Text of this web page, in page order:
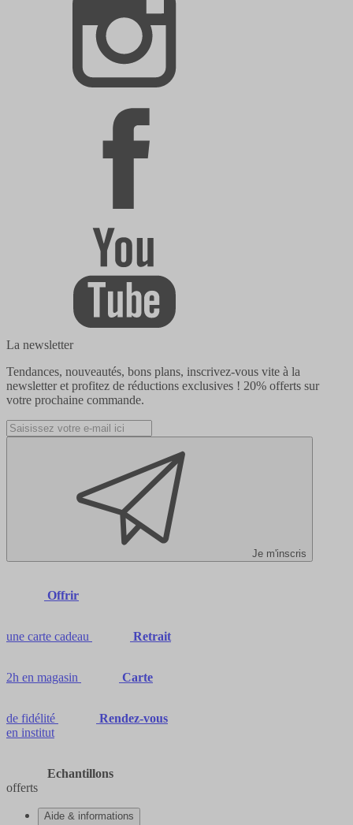
La newsletter
Tendances, nouveautés, bons plans, inscrivez-vous vite à la
newsletter et profitez de réductions exclusives ! 20% offerts sur
votre prochaine commande.
Je m'inscris
Offrir
une carte cadeau Retrait
2h en magasin Carte
de fidélité
Rendez-vous
en institut
Echantillons
offerts
Aide & informations